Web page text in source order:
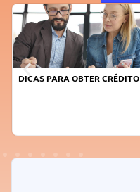
DICAS PARA OBTER CRÉDITO